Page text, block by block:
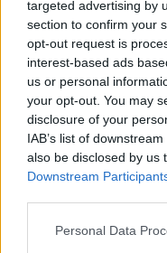
targeted advertising by
section to confirm your
opt-out request is
interest-based ads
us or personal
your opt-out. You may
disclosure of your
IAB’s list of
also be disclosed by us
Downstream
Personal Data
ζωής: Η
Η νεφρική νόσος
ηλικιωμένους και
καρδιακή προσβολή ή